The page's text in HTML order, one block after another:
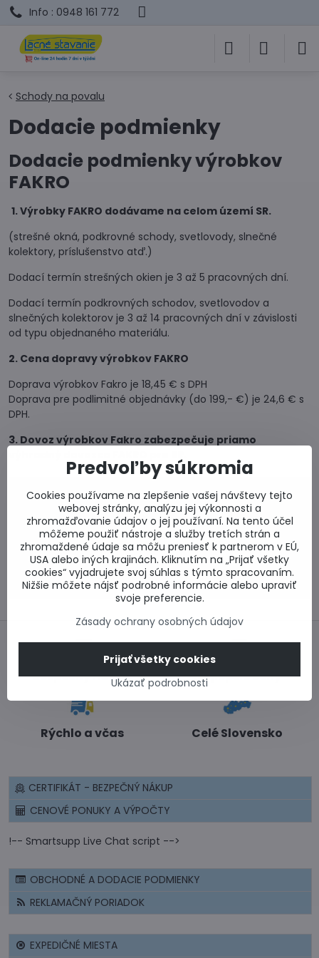
Info : 0948 161 772
Schody na povalu
Dodacie podmienky
Dodacie podmienky výrobkov
FAKRO
1. Výrobky FAKRO dodávame na celom území SR.
(strešné okná, podkrovné schody, svetlovody, slnečné
kolektory, príslušenstvo atď.)
Dodací termín strešných okien je 3 až 5 pracovných dní.
Dodací termín podkrovných schodov, svetlovodov a
slnečných kolektorov je 3 až 14 pracovných dní v závislosti
od typu objednaného materiálu.
2. Cena dopravy výrobkov FAKRO
Doprava výrobkov Fakro je 18,45 € s DPH
Doprava pre podlimitné objednávky (do 199,- €) je 24,6 € s
DPH.
3. Dovoz výrobkov Fakro zabezpečuje priamo
0917 969 003
Technické poradenstvo
0948 987 787
Informácie k objednávkam
Po - Pi 8:00-15:00
info​@lacnestavanie​.sk
Bezpečný nákup Najlepšie ceny
Rýchlo a včas Celé Slovensko
CERTIFIKÁT - BEZPEČNÝ NÁKUP
CENOVÉ PONUKY A VÝPOČTY
!-- Smartsupp Live Chat script -->
OBCHODNÉ A DODACIE PODMIENKY
REKLAMAČNÝ PORIADOK
EXPEDIČNÉ MIESTA
Predvoľby súkromia
Cookies používame na zlepšenie vašej návštevy tejto
webovej stránky, analýzu jej výkonnosti a
zhromažďovanie údajov o jej používaní. Na tento účel
môžeme použiť nástroje a služby tretích strán a
zhromaždené údaje sa môžu preniesť k partnerom v EÚ,
USA alebo iných krajinách. Kliknutím na „Prijať všetky
cookies“ vyjadrujete svoj súhlas s týmto spracovaním.
Nižšie môžete nájsť podrobné informácie alebo upraviť
svoje preferencie.
Zásady ochrany osobných údajov
Ukázať podrobnosti
Prijať všetky cookies